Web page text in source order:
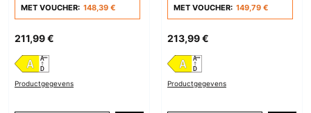
MET VOUCHER: 148,39 €
211,99 €
Productgegevens
MET VOUCHER: 149,79 €
213,99 €
Productgegevens